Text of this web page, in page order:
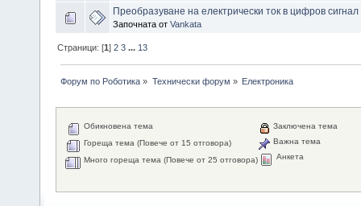
Преобразуване на електрически ток в цифров сигнал
Започната от Vankata
Страници: [1]2 3 ... 13
Форум по Роботика » Технически форум » Електроника
Обикновена тема
Гореща тема (Повече от 15 отговора)
Много гореща тема (Повече от 25 отговора)
Заключена тема
Важна тема
Анкета